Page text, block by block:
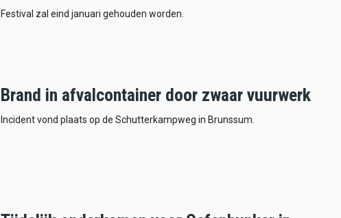
Festival zal eind januari gehouden worden.
Brand in afvalcontainer door zwaar vuurwerk
Incident vond plaats op de Schutterkampweg in Brunssum.